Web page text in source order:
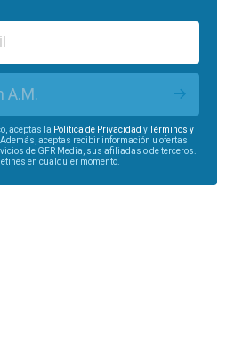
A.M.
aceptas la Política de Privacidad yTérminos y
aceptas recibir información u ofertas
de GFR Media, sus afiliadas o de terceros.
en cualquier momento.